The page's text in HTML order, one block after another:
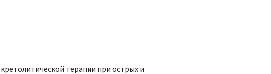
терапии при острых и